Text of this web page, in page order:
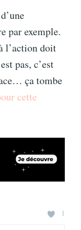
par exemple.
l’action doit
pas, c’est
ça tombe
cette
1